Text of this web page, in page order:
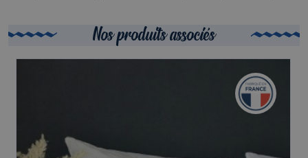
Nos produits associés